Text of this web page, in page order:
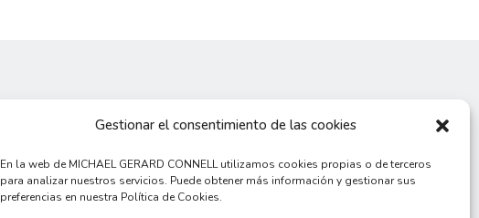
Gestionar el consentimiento de las cookies
En la web de MICHAEL GERARD CONNELL utilizamos cookies propias o de terceros
para analizar nuestros servicios. Puede obtener más información y gestionar sus
preferencias en nuestra Política de Cookies.